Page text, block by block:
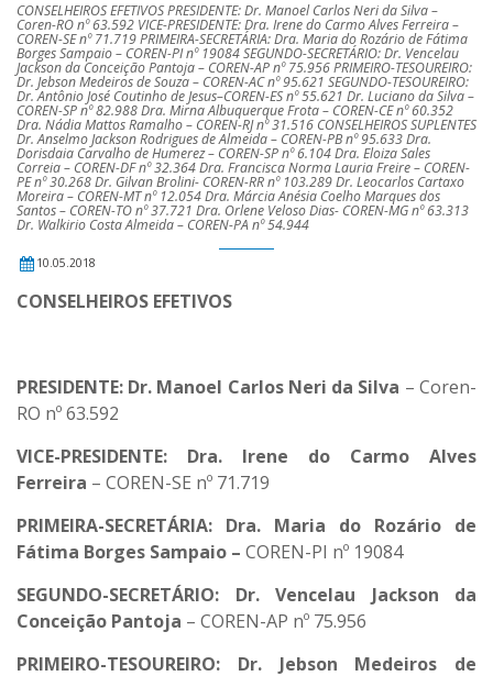
CONSELHEIROS EFETIVOS PRESIDENTE: Dr. Manoel Carlos Neri da Silva –
Coren-RO nº 63.592 VICE-PRESIDENTE: Dra. Irene do Carmo Alves Ferreira –
COREN-SE nº 71.719 PRIMEIRA-SECRETÁRIA: Dra. Maria do Rozário de Fátima
Borges Sampaio – COREN-PI nº 19084 SEGUNDO-SECRETÁRIO: Dr. Vencelau
Jackson da Conceição Pantoja – COREN-AP nº 75.956 PRIMEIRO-TESOUREIRO:
Dr. Jebson Medeiros de Souza – COREN-AC nº 95.621 SEGUNDO-TESOUREIRO:
Dr. Antônio José Coutinho de Jesus–COREN-ES nº 55.621 Dr. Luciano da Silva –
COREN-SP nº 82.988 Dra. Mirna Albuquerque Frota – COREN-CE nº 60.352
Dra. Nádia Mattos Ramalho – COREN-RJ nº 31.516 CONSELHEIROS SUPLENTES
Dr. Anselmo Jackson Rodrigues de Almeida – COREN-PB nº 95.633 Dra.
Dorisdaia Carvalho de Humerez – COREN-SP nº 6.104 Dra. Eloiza Sales
Correia – COREN-DF nº 32.364 Dra. Francisca Norma Lauria Freire – COREN-
PE nº 30.268 Dr. Gilvan Brolini- COREN-RR nº 103.289 Dr. Leocarlos Cartaxo
Moreira – COREN-MT nº 12.054 Dra. Márcia Anésia Coelho Marques dos
Santos – COREN-TO nº 37.721 Dra. Orlene Veloso Dias- COREN-MG nº 63.313
Dr. Walkirio Costa Almeida – COREN-PA nº 54.944
10.05.2018
CONSELHEIROS EFETIVOS
PRESIDENTE: Dr. Manoel Carlos Neri da Silva – Coren-
RO nº 63.592
VICE-PRESIDENTE: Dra. Irene do Carmo Alves
Ferreira – COREN-SE nº 71.719
PRIMEIRA-SECRETÁRIA: Dra. Maria do Rozário de
Fátima Borges Sampaio – COREN-PI nº 19084
SEGUNDO-SECRETÁRIO: Dr. Vencelau Jackson da
Conceição Pantoja – COREN-AP nº 75.956
PRIMEIRO-TESOUREIRO: Dr. Jebson Medeiros de